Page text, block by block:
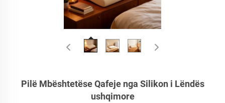
Pilë Mbështetëse Qafeje nga Silikon i Lëndës
ushqimore